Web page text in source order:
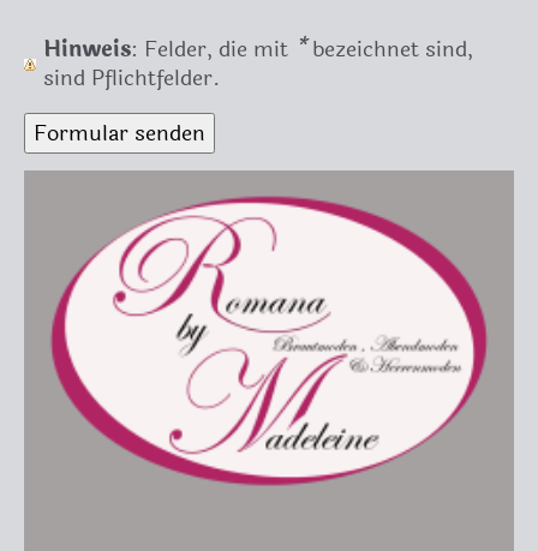
Hinweis : Felder, die mit *bezeichnet sind,
sind Pflichtfelder.